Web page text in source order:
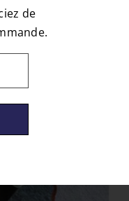
de